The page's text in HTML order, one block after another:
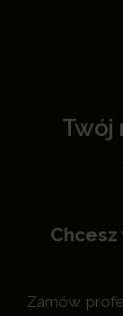
Twój
Zamów